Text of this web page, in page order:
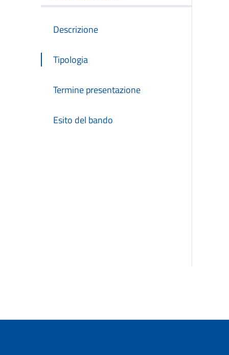
Descrizione
Tipologia
Termine presentazione
Esito del bando